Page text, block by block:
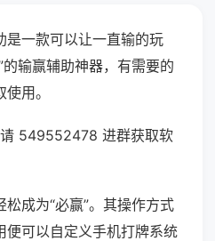
是一款可以让一直输的玩
输赢辅助神器，有需要的
用。
549552478 进群获取软
成为“必赢”。其操作方式
便可以自定义手机打牌系统